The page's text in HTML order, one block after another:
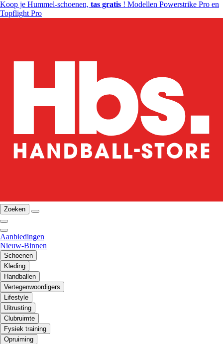
Koop je Hummel-schoenen, tas gratis ! Modellen Powerstrike Pro en
Topflight Pro
Zoeken
Aanbiedingen
Nieuw-Binnen
Schoenen
Kleding
Handballen
Vertegenwoordigers
Lifestyle
Uitrusting
Clubruimte
Fysiek training
Opruiming